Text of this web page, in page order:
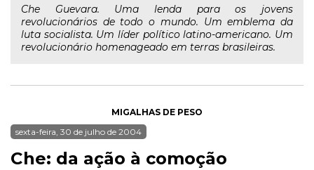
Che Guevara. Uma lenda para os jovens
revolucionários de todo o mundo. Um emblema da
luta socialista. Um líder político latino-americano. Um
revolucionário homenageado em terras brasileiras.
MIGALHAS DE PESO
sexta-feira, 30 de julho de 2004
Che: da ação à comoção